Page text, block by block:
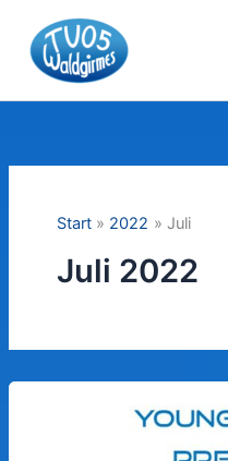
Inhalt
springen
Start 2022 Juli
Juli 2022